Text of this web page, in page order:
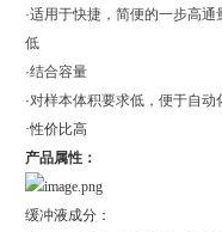
·适用于快捷，简便的一步高
低
·结合容量
·对样本体积要求低，便于自动
·性价比高
产品属性：
缓冲液成分：